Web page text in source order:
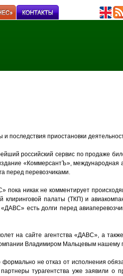
приостановки
российский сервис по продаже
«КоммерсантЪ», международная
перед перевозчиками.
пока никак не комментирует
клиринговой палаты (ТКП) и
есть долги перед
на сайте агентства «ДАВС», а
Владимиром Мальцевым нашему
не отказ от исполнения
турагентства уже заявили о